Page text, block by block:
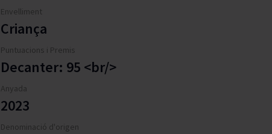
Envelliment
Criança
Puntuacions i Premis
Decanter: 95 <br/>
Anyada
2023
Denominació d'origen